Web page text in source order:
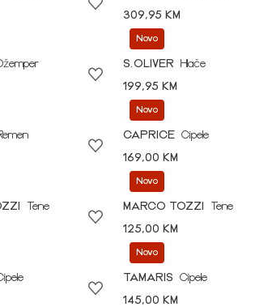
309,95 KM
Novo
S.OLIVER
Hlače
199,95 KM
Novo
CAPRICE Cipele
169,00 KM
Tene
Novo
MARCO TOZZI
Tene
125,00 KM
Novo
TAMARIS
Cipele
145,00 KM